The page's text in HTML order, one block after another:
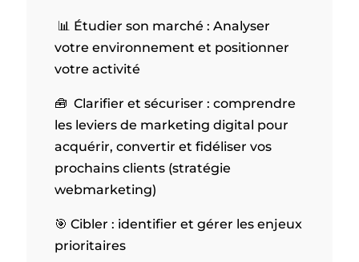
📊 Étudier son marché : Analyser
votre environnement et positionner
votre activité
🧰 Clarifier et sécuriser : comprendre
les leviers de marketing digital pour
acquérir, convertir et fidéliser vos
prochains clients (stratégie
webmarketing)
🎯 Cibler : identifier et gérer les enjeux
prioritaires